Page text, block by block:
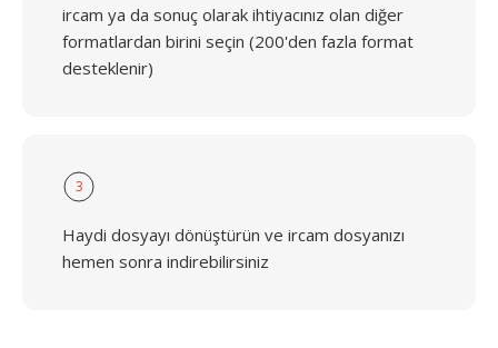
ircam ya da sonuç olarak ihtiyacınız olan diğer
formatlardan birini seçin (200'den fazla format
desteklenir)
3
Haydi dosyayı dönüştürün ve ircam dosyanızı
hemen sonra indirebilirsiniz